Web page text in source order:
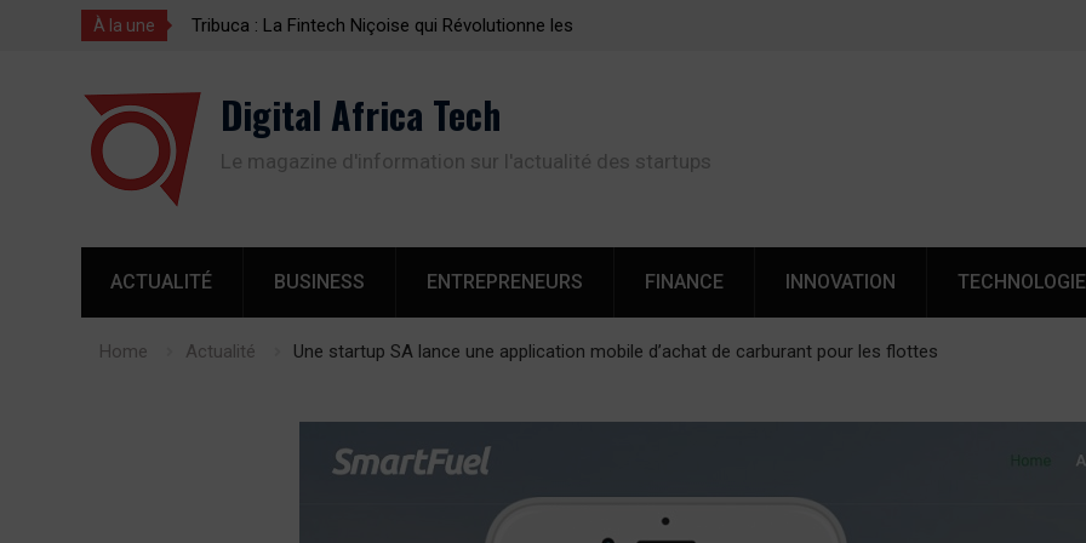
À la une
La Fintech Niçoise qui Révolutionne les
1 Appli, 2 Minutes : La Révolution des Transferts
Cette startup de Nice veut
Digital Africa Tech
Le magazine d'information sur l'actualité des startups
ACTUALITÉ BUSINESS ENTREPRENEURS FINANCE INNOVATION
Home Actualité Une startup SA lance une application mobile d’achat de carburant pour les flottes